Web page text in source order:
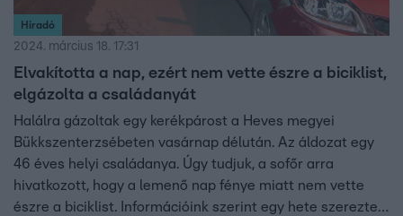
Híradó
2024. március 18. 17:31
Elvakította a nap, ezért nem vette észre a biciklist,
elgázolta a családanyát
Halálra gázoltak egy kerékpárost a Heves megyei
Bükkszenterzsébeten vasárnap délután. Az áldozat egy
46 éves helyi családanya. Úgy tudjuk, a sofőr arra
hivatkozott, hogy a lemenő nap fénye miatt nem vette
észre a biciklist. Információink szerint egy hete szerezte